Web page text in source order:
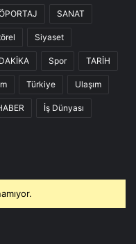
SANAT
Siyaset
Spor TARİH
Türkiye Ulaşım
İş Dünyası